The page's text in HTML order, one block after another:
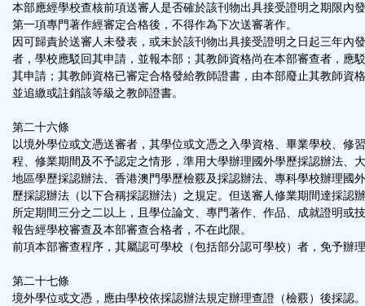
本部應經學校查核前項送審人是否確於該刊物出具接受證明之期限內
第一項專門著作經審定合格後，不得作為下次送審著作。
因可歸責於送審人未發表，或未於該刊物出具接受證明之日起三年內
者，學校應駁回其申請，並報本部；其教師資格尚在本部審查者，應
其申請；其教師資格已審定合格發給教師證書，由本部廢止其教師資
並追繳或註銷該等級之教師證書。
第二十六條
以境外學位或文憑送審者，其學位或文憑之入學資格、畢業學校、修
程、修業期間及不予認定之情形，準用大學辦理國外學歷採認辦法、
地區學歷採認辦法、香港澳門學歷檢覈及採認辦法、專科學校辦理國
歷採認辦法（以下合稱採認辦法）之規定。但送審人修業期間達採認
所定期間三分之二以上，且學位論文、專門著作、作品、成就證明或
報告經學校審查及本部審查合格者，不在此限。
前項本部審查程序，其屬認可學校（包括部分認可學校）者，免予辦
第二十七條
境外學位或文憑，應由學校依採認辦法規定辦理查證（檢覈）後採認